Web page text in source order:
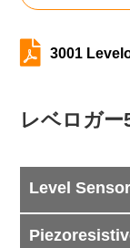
 3001
レベロガ
Level